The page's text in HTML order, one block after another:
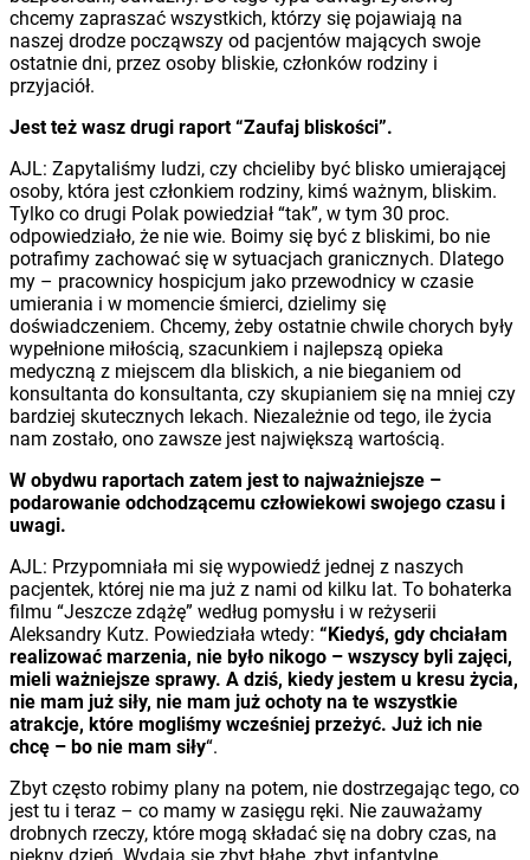
chcemy zapraszać wszystkich, którzy się pojawiają na
naszej drodze począwszy od pacjentów mających swoje
ostatnie dni, przez osoby bliskie, członków rodziny i
przyjaciół.
Jest też wasz drugi raport “Zaufaj bliskości”.
AJL: Zapytaliśmy ludzi, czy chcieliby być blisko umierającej
osoby, która jest członkiem rodziny, kimś ważnym, bliskim.
Tylko co drugi Polak powiedział “tak”, w tym 30 proc.
odpowiedziało, że nie wie. Boimy się być z bliskimi, bo nie
potrafimy zachować się w sytuacjach granicznych. Dlatego
my – pracownicy hospicjum jako przewodnicy w czasie
umierania i w momencie śmierci, dzielimy się
doświadczeniem. Chcemy, żeby ostatnie chwile chorych były
wypełnione miłością, szacunkiem i najlepszą opieka
medyczną z miejscem dla bliskich, a nie bieganiem od
konsultanta do konsultanta, czy skupianiem się na mniej czy
bardziej skutecznych lekach. Niezależnie od tego, ile życia
nam zostało, ono zawsze jest największą wartością.
W obydwu raportach zatem jest to najważniejsze –
podarowanie odchodzącemu człowiekowi swojego czasu i
uwagi.
AJL: Przypomniała mi się wypowiedź jednej z naszych
pacjentek, której nie ma już z nami od kilku lat. To bohaterka
filmu “Jeszcze zdążę” według pomysłu i w reżyserii
Aleksandry Kutz. Powiedziała wtedy: “Kiedyś, gdy chciałam
realizować marzenia, nie było nikogo – wszyscy byli zajęci,
mieli ważniejsze sprawy. A dziś, kiedy jestem u kresu życia,
nie mam już siły, nie mam już ochoty na te wszystkie
atrakcje, które mogliśmy wcześniej przeżyć. Już ich nie
chcę – bo nie mam siły“.
Zbyt często robimy plany na potem, nie dostrzegając tego, co
jest tu i teraz – co mamy w zasięgu ręki. Nie zauważamy
drobnych rzeczy, które mogą składać się na dobry czas, na